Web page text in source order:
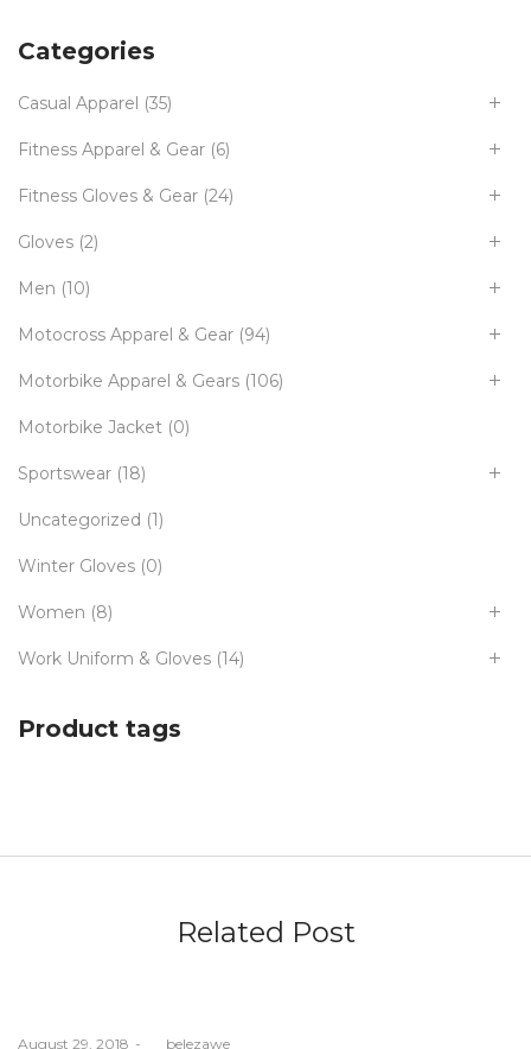
Categories
Casual Apparel (35)
Fitness Apparel & Gear (6)
Fitness Gloves & Gear (24)
Gloves (2)
Men (10)
Motocross Apparel & Gear (94)
Motorbike Apparel & Gears (106)
Motorbike Jacket (0)
Sportswear (18)
Uncategorized (1)
Winter Gloves (0)
Women (8)
Work Uniform & Gloves (14)
Product tags
Related Post
Posted
August 29, 2018 belezawe